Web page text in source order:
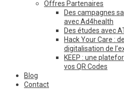
Offres Partenaires
Des campagnes
avec Ad4health
Des études avec
Hack Your Care :
digitalisation de
KEEP : une
vos QR Codes
Blog
Contact